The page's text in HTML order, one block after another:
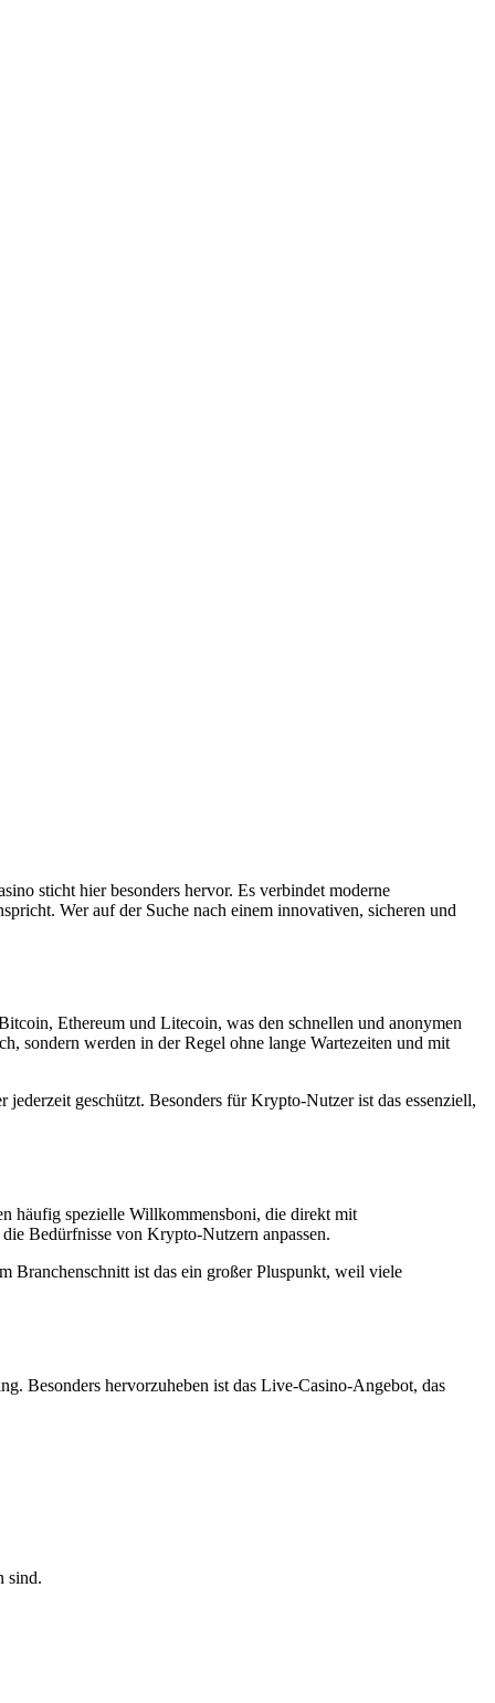
sticht hier besonders hervor. Es verbindet moderne
Wer auf der Suche nach einem innovativen, sicheren und
Ethereum und Litecoin, was den schnellen und anonymen
sondern werden in der Regel ohne lange Wartezeiten und mit
geschützt. Besonders für Krypto-Nutzer ist das essenziell,
häufig spezielle Willkommensboni, die direkt mit
Bedürfnisse von Krypto-Nutzern anpassen.
Branchenschnitt ist das ein großer Pluspunkt, weil viele
Besonders hervorzuheben ist das Live-Casino-Angebot, das
sind.